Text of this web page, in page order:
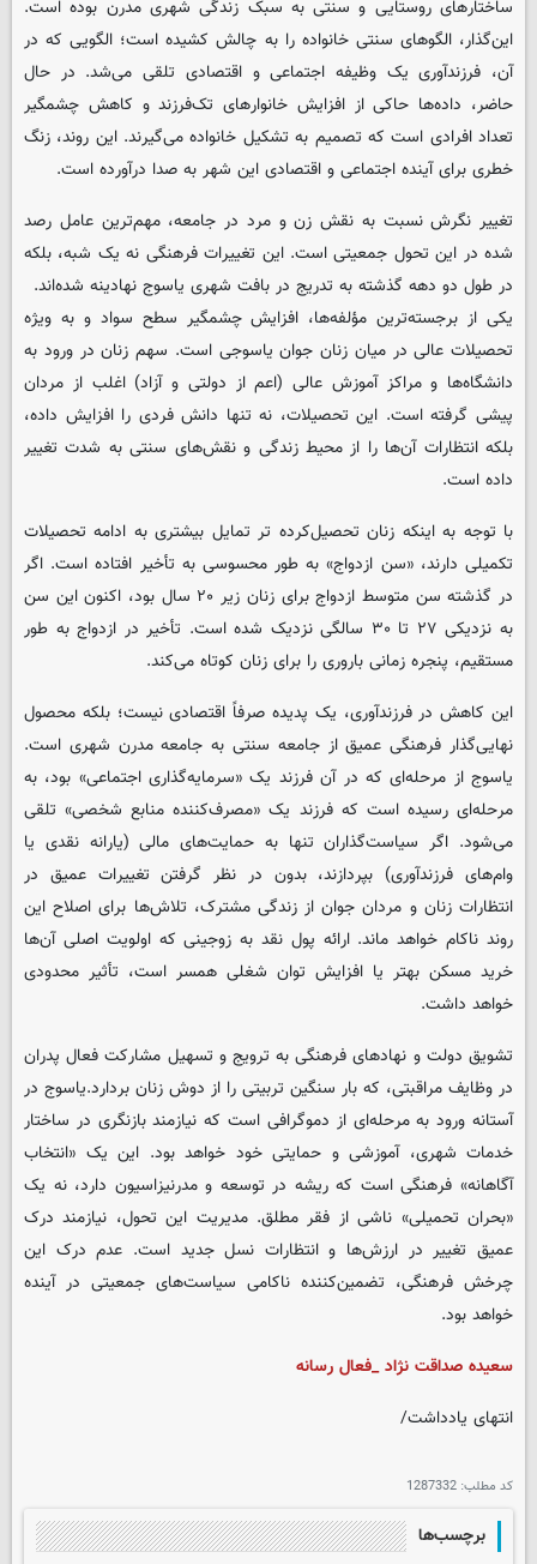
ساختارهای روستایی و سنتی به سبک زندگی شهری مدرن بوده است.
این‌گذار، الگوهای سنتی خانواده را به چالش کشیده است؛ الگویی که در
آن، فرزندآوری یک وظیفه اجتماعی و اقتصادی تلقی می‌شد. در حال
حاضر، داده‌ها حاکی از افزایش خانوارهای تک‌فرزند و کاهش چشمگیر
تعداد افرادی است که تصمیم به تشکیل خانواده می‌گیرند. این روند، زنگ
خطری برای آینده اجتماعی و اقتصادی این شهر به صدا درآورده است.
تغییر نگرش نسبت به نقش زن و مرد در جامعه، مهم‌ترین عامل رصد
شده در این تحول جمعیتی است. این تغییرات فرهنگی نه یک شبه، بلکه
در طول دو دهه گذشته به تدریج در بافت شهری یاسوج نهادینه شده‌اند.
یکی از برجسته‌ترین مؤلفه‌ها، افزایش چشمگیر سطح سواد و به ویژه
تحصیلات عالی در میان زنان جوان یاسوجی است. سهم زنان در ورود به
دانشگاه‌ها و مراکز آموزش عالی (اعم از دولتی و آزاد) اغلب از مردان
پیشی گرفته است. این تحصیلات، نه تنها دانش فردی را افزایش داده،
بلکه انتظارات آن‌ها را از محیط زندگی و نقش‌های سنتی به شدت تغییر
داده است.
با توجه به اینکه زنان تحصیل‌کرده‌ تر تمایل بیشتری به ادامه تحصیلات
تکمیلی دارند، «سن ازدواج» به طور محسوسی به تأخیر افتاده است. اگر
در گذشته سن متوسط ازدواج برای زنان زیر ۲۰ سال بود، اکنون این سن
به نزدیکی ۲۷ تا ۳۰ سالگی نزدیک شده است. تأخیر در ازدواج به طور
مستقیم، پنجره زمانی باروری را برای زنان کوتاه می‌کند.
این کاهش در فرزندآوری، یک پدیده صرفاً اقتصادی نیست؛ بلکه محصول
نهایی‌گذار فرهنگی عمیق از جامعه سنتی به جامعه مدرن شهری است.
یاسوج از مرحله‌ای که در آن فرزند یک «سرمایه‌گذاری اجتماعی» بود، به
مرحله‌ای رسیده است که فرزند یک «مصرف‌کننده منابع شخصی» تلقی
می‌شود. اگر سیاست‌گذاران تنها به حمایت‌های مالی (یارانه نقدی یا
وام‌های فرزندآوری) بپردازند، بدون در نظر گرفتن تغییرات عمیق در
انتظارات زنان و مردان جوان از زندگی مشترک، تلاش‌ها برای اصلاح این
روند ناکام خواهد ماند. ارائه پول نقد به زوجینی که اولویت اصلی آن‌ها
خرید مسکن بهتر یا افزایش توان شغلی همسر است، تأثیر محدودی
خواهد داشت.
تشویق دولت و نهادهای فرهنگی به ترویج و تسهیل مشارکت فعال پدران
در وظایف مراقبتی، که بار سنگین تربیتی را از دوش زنان بردارد.یاسوج در
آستانه ورود به مرحله‌ای از دموگرافی است که نیازمند بازنگری در ساختار
خدمات شهری، آموزشی و حمایتی خود خواهد بود. این یک «انتخاب
آگاهانه» فرهنگی است که ریشه در توسعه و مدرنیزاسیون دارد، نه یک
«بحران تحمیلی» ناشی از فقر مطلق. مدیریت این تحول، نیازمند درک
عمیق تغییر در ارزش‌ها و انتظارات نسل جدید است. عدم درک این
چرخش فرهنگی، تضمین‌کننده ناکامی سیاست‌های جمعیتی در آینده
خواهد بود.
سعیده صداقت نژاد _فعال رسانه
انتهای یادداشت/
کد مطلب: 1287332
برچسب‌ها